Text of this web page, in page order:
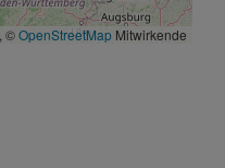
, ©OpenStreetMap Mitwirkende